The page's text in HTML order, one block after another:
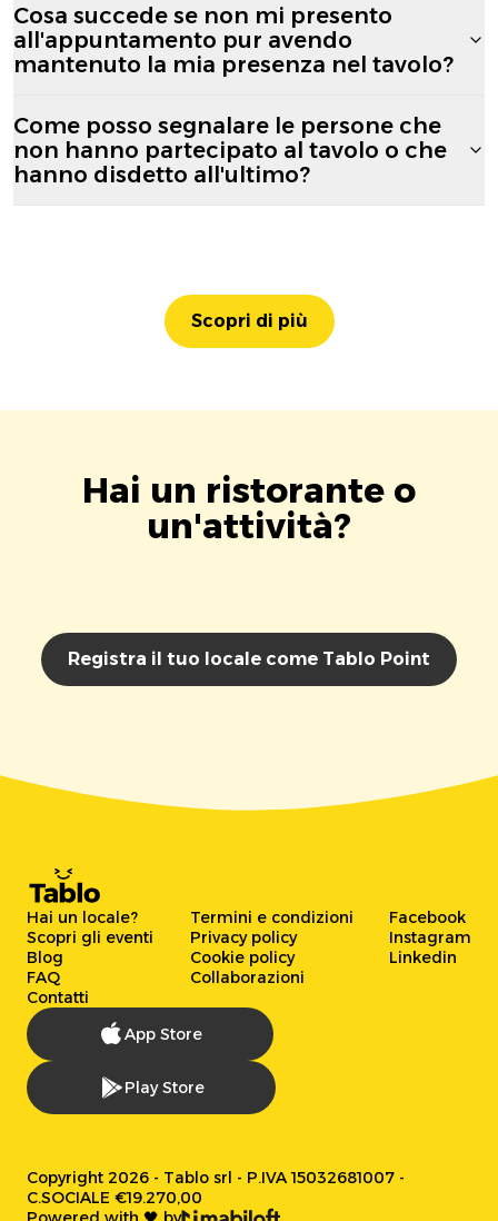
Cosa succede se non mi presento
all'appuntamento pur avendo
mantenuto la mia presenza nel tavolo?
Come posso segnalare le persone che
non hanno partecipato al tavolo o che
hanno disdetto all'ultimo?
Scopri di più
Hai un ristorante o
un'attività?
Registra il tuo locale come Tablo Point
Hai un locale?
Scopri gli eventi
Blog
FAQ
Contatti
Termini e condizioni
Privacy policy
Cookie policy
Collaborazioni
Facebook
Instagram
Linkedin
App Store
Play Store
Copyright 2026 - Tablo srl - P.IVA 15032681007 -
C.SOCIALE €19.270,00